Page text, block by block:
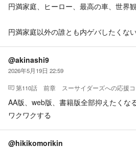
円満家庭、ヒーロー、最高の車、世界
円満家庭以外の誰とも内ゲバしたく
@akinashi9
2026年5月19日 22:59
第110話 前章 スーサイダーズへの応援
AA版、web版、書籍版全部抑えたくな
ワクワクする
@hikikomorikin